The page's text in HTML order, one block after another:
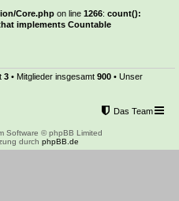
Core.php on line 1266: count():
implements Countable
3 • Mitglieder insgesamt 900 • Unser
Das Team
Software © phpBB Limited
durch phpBB.de